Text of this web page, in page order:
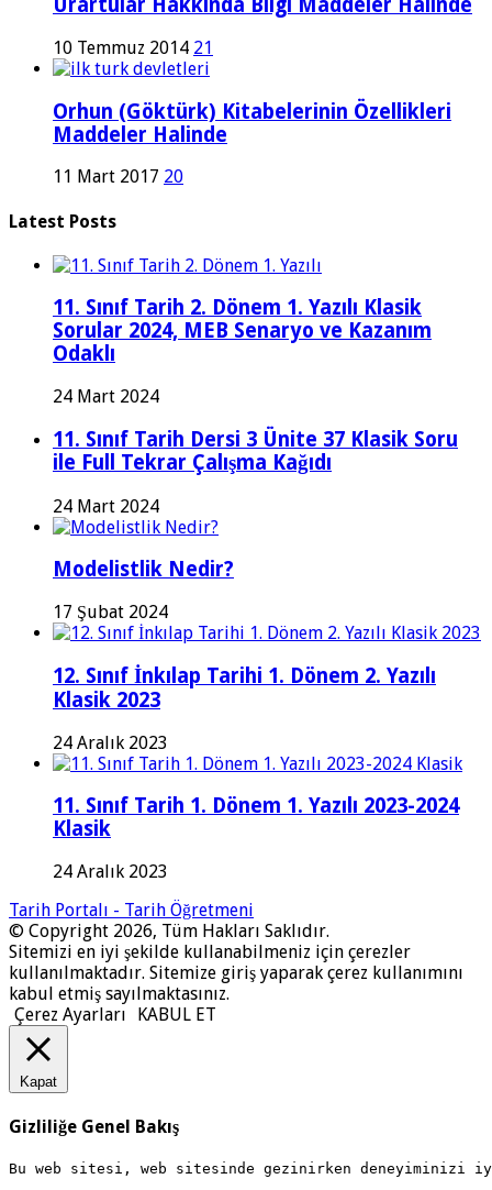
Urartular Hakkında Bilgi Maddeler Halinde
10 Temmuz 2014 21
Orhun (Göktürk) Kitabelerinin Özellikleri
Maddeler Halinde
11 Mart 2017 20
Latest Posts
11. Sınıf Tarih 2. Dönem 1. Yazılı Klasik
Sorular 2024, MEB Senaryo ve Kazanım
Odaklı
24 Mart 2024
11. Sınıf Tarih Dersi 3 Ünite 37 Klasik Soru
ile Full Tekrar Çalışma Kağıdı
24 Mart 2024
Modelistlik Nedir?
17 Şubat 2024
12. Sınıf İnkılap Tarihi 1. Dönem 2. Yazılı
Klasik 2023
24 Aralık 2023
11. Sınıf Tarih 1. Dönem 1. Yazılı 2023-2024
Klasik
24 Aralık 2023
Tarih Portalı - Tarih Öğretmeni
© Copyright 2026, Tüm Hakları Saklıdır.
Sitemizi en iyi şekilde kullanabilmeniz için çerezler
kullanılmaktadır. Sitemize giriş yaparak çerez kullanımını
kabul etmiş sayılmaktasınız.
Çerez Ayarları
KABUL ET
Kapat
Gizliliğe Genel Bakış
Bu web sitesi, web sitesinde gezinirken deneyiminizi